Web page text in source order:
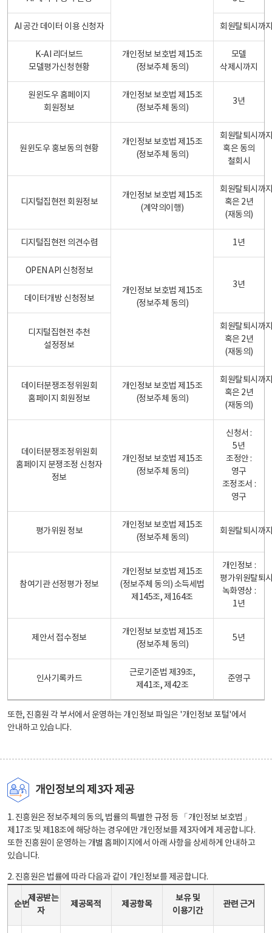
AI 공간 데이터 이용 신청자 회원탈퇴시까
K-AI 리더보드
모델평가신청현황
개인정보 보호법 제15조
(정보주체 동의)
모델
삭제시까지
원윈도우 홈페이지
회원정보
개인정보 보호법 제15조
(정보주체 동의)
3년
원윈도우 홍보동의 현황
개인정보 보호법 제15조
(정보주체 동의)
회원탈퇴시까
혹은 동의
철회시
디지털집현전 회원정보
개인정보 보호법 제15조
(계약의이행)
회원탈퇴시까
혹은 2년
(재동의)
디지털집현전 의견수렴
개인정보 보호법 제15조
(정보주체 동의)
1년
OPEN API 신청정보
3년
데이터개방 신청정보
디지털집현전 추천
설정정보
회원탈퇴시까
혹은 2년
(재동의)
데이터분쟁조정위원회
홈페이지 회원정보
개인정보 보호법 제15조
(정보주체 동의)
회원탈퇴시까
혹은 2년
(재동의)
데이터분쟁조정위원회
홈페이지 분쟁조정 신청자
정보
개인정보 보호법 제15조
(정보주체 동의)
신청서 :
5년
조정안 :
영구
조정조서 :
영구
평가위원 정보
개인정보 보호법 제15조
(정보주체 동의)
회원탈퇴시까
참여기관 선정평가 정보
개인정보 보호법 제15조
(정보주체 동의) 소득세법
제145조, 제164조
개인정보 :
평가위원탈퇴
녹화영상 :
1년
제안서 접수정보
개인정보 보호법 제15조
(정보주체 동의)
5년
인사기록카드
근로기준법 제39조,
제41조, 제42조
준영구
또한, 진흥원 각 부서에서 운영하는 개인정보 파일은 '개인정보 포털'에서
안내하고 있습니다.
개인정보의 제3자 제공
1. 진흥원은 정보주체의 동의, 법률의 특별한 규정 등 「개인정보 보호법」
제17조 및 제18조에 해당하는 경우에만 개인정보를 제3자에게 제공합니다.
또한 진흥원이 운영하는 개별 홈페이지에서 아래 사항을 상세하게 안내하고
있습니다.
2. 진흥원은 법률에 따라 다음과 같이 개인정보를 제공합니다.
순번
제공받는
자
제공목적 제공항목
보유 및
이용기간
관련 근거